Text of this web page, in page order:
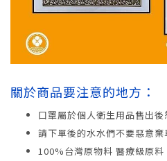
關於商品要注意的地方：
口罩屬於個人衛生用品售出後
請下單後的水水們不要惡意棄
100%台灣原物料 醫療級原